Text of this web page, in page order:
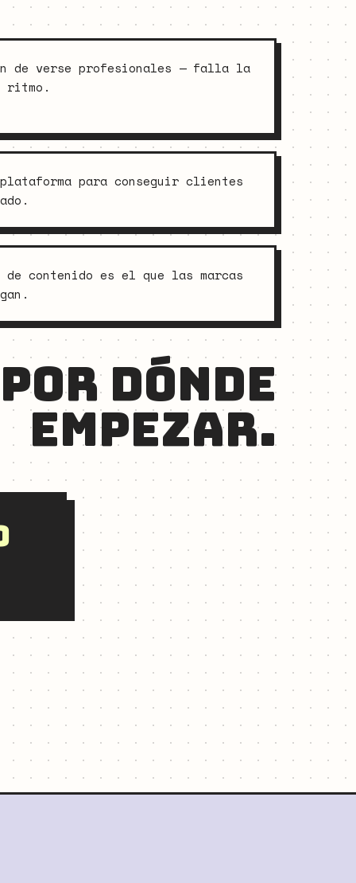
de verse profesionales — falla la
ritmo.
plataforma para conseguir clientes
contenido es el que las marcas
DÓNDE
EMPEZAR.